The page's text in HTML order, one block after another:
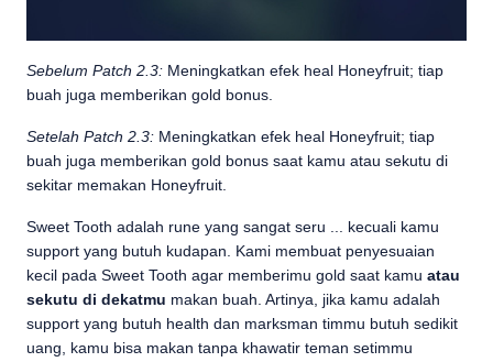
Sebelum Patch 2.3: Meningkatkan efek heal Honeyfruit; tiap
buah juga memberikan gold bonus.
Setelah Patch 2.3: Meningkatkan efek heal Honeyfruit; tiap
buah juga memberikan gold bonus saat kamu atau sekutu di
sekitar memakan Honeyfruit.
Sweet Tooth adalah rune yang sangat seru ... kecuali kamu
support yang butuh kudapan. Kami membuat penyesuaian
kecil pada Sweet Tooth agar memberimu gold saat kamu atau
sekutu di dekatmu makan buah. Artinya, jika kamu adalah
support yang butuh health dan marksman timmu butuh sedikit
uang, kamu bisa makan tanpa khawatir teman setimmu